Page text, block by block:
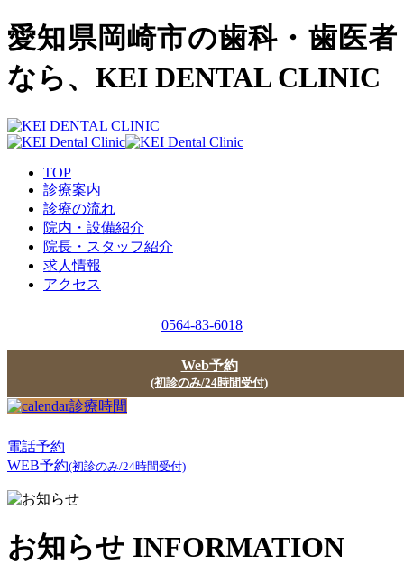
愛知県岡崎市の歯科・歯医者
なら、KEI DENTAL CLINIC
TOP
診療案内
診療の流れ
院内・設備紹介
院長・スタッフ紹介
求人情報
アクセス
0564-83-6018
Web予約
(初診のみ/24時間受付)
診療時間
電話予約
WEB予約(初診のみ/24時間受付)
お知らせ INFORMATION